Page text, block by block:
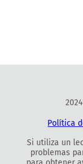
Política
Si utiliza un
problemas